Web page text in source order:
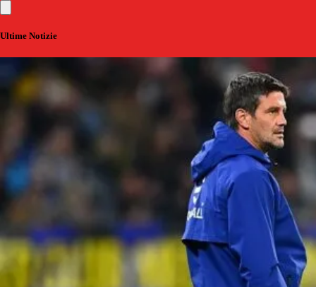
Ultime Notizie